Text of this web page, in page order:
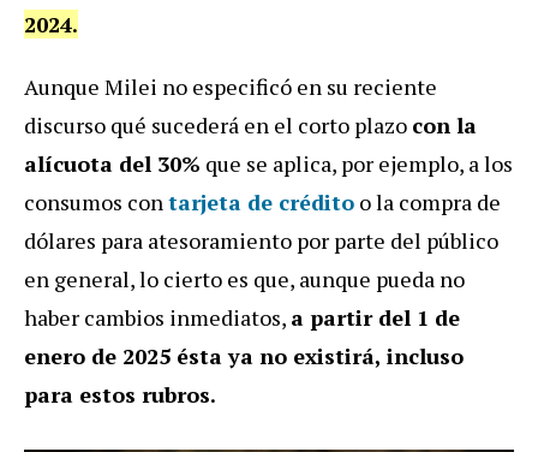
2024.
Aunque Milei no especificó en su reciente
discurso qué sucederá en el corto plazo con la
alícuota del 30% que se aplica, por ejemplo, a los
consumos contarjeta de crédito o la compra de
dólares para atesoramiento por parte del público
en general, lo cierto es que, aunque pueda no
haber cambios inmediatos, a partir del 1 de
enero de 2025 ésta ya no existirá, incluso
para estos rubros.